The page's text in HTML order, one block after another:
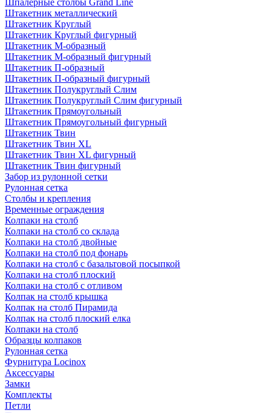
Шпалерные столбы Grand Line
Штакетник металлический
Штакетник Круглый
Штакетник Круглый фигурный
Штакетник М-образный
Штакетник М-образный фигурный
Штакетник П-образный
Штакетник П-образный фигурный
Штакетник Полукруглый Слим
Штакетник Полукруглый Слим фигурный
Штакетник Прямоугольный
Штакетник Прямоугольный фигурный
Штакетник Твин
Штакетник Твин XL
Штакетник Твин XL фигурный
Штакетник Твин фигурный
Забор из рулонной сетки
Рулонная сетка
Столбы и крепления
Временные ограждения
Колпаки на столб
Колпаки на столб со склада
Колпаки на столб двoйные
Колпаки на столб под фонарь
Колпаки на столб с базальтовой посыпкой
Колпаки на столб плоский
Колпаки на столб с отливом
Колпак на столб крышка
Колпак на столб Пирамида
Колпак на столб плоский елка
Колпаки на столб
Образцы колпаков
Рулонная сетка
Фурнитура Locinox
Аксессуары
Замки
Комплекты
Петли